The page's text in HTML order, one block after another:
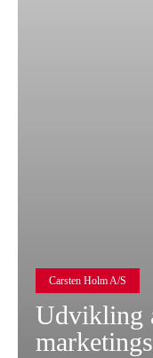
Carsten Holm A/S
Udvikling